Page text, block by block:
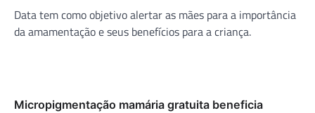
Data tem como objetivo alertar as mães para a importância
da amamentação e seus benefícios para a criança.
Micropigmentação mamária gratuita beneficia